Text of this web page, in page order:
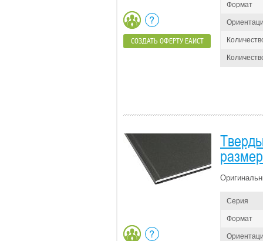
Формат
СОЗДАТЬ ОФЕРТУ ЕАИСТ
Серия
Формат